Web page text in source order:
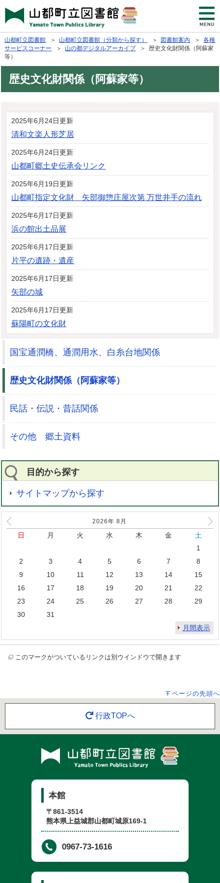
山都町立図書館 ＞ 山都町立図書館（分類から探す） ＞ 図書館案内 ＞各種
サービスコーナー
＞ 山の都デジタルアーカイブ ＞ 歴史文化財関係（阿蘇家
等）
歴史文化財関係（阿蘇家等）
2025年6月24日更新
清和文楽人形芝居
2025年6月24日更新
山都町郷土史伝承会リンク
2025年6月19日更新
山都町指定文化財 矢部御惣庄屋次第 万世井手の流れ
2025年6月17日更新
浜の館出土品展
2025年6月17日更新
片平の遺跡・遺産
2025年6月17日更新
矢部の城
2025年6月17日更新
蘇陽町の文化財
国宝通潤橋、通潤用水、白糸台地関係
歴史文化財関係（阿蘇家等）
民話・伝説・昔話関係
その他 郷土資料
目的から探す
サイトマップから探す
2026年 8 月
日 月 火 水 木 金
土
1
2
3 4 5 6 7
8
9
10 11 12 13 14
15
16
17 18 19 20 21
22
23
24 25 26 27 28
29
30
31
月間表示
このマークがついているリンクは別ウインドウで開きます
ページの先頭へ
行政TOPへ
本館
〒861-3514
熊本県上益城郡山都町城原169-1
0967-73-1616